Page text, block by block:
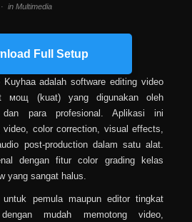
in Multimedia
Full Setup
adalah software editing video
мощ (kuat) yang digunakan oleh
dan para profesional. Aplikasi ini
video, color correction, visual effects,
post-production dalam satu alat.
dengan fitur color grading kelas
yang sangat halus.
pemula maupun editor tingkat
mudah memotong video,